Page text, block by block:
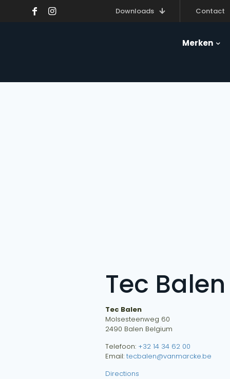
Downloads Contact
Merken
Tec Balen
Tec Balen
Molsesteenweg 60
2490 Balen Belgium
Telefoon: +32 14 34 62 00
Email: tecbalen@vanmarcke.be
Directions